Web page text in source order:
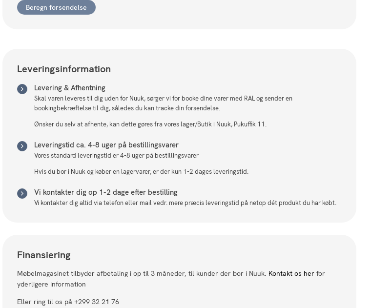
Beregn forsendelse
Leveringsinformation
Levering & Afhentning
Skal varen leveres til dig uden for Nuuk, sørger vi for booke dine varer med RAL og sender en
bookingbekræftelse til dig, således du kan tracke din forsendelse.
Ønsker du selv at afhente, kan dette gøres fra vores lager/Butik i Nuuk, Pukuffik 11.
Leveringstid ca. 4-8 uger på bestillingsvarer
Vores standard leveringstid er 4-8 uger på bestillingsvarer
Hvis du bor i Nuuk og køber en lagervarer, er der kun 1-2 dages leveringstid.
Vi kontakter dig op 1-2 dage efter bestilling
Vi kontakter dig altid via telefon eller mail vedr. mere præcis leveringstid på netop dét produkt du har købt.
Finansiering
Møbelmagasinet tilbyder afbetaling i op til 3 måneder, til kunder der bor i Nuuk. Kontakt os herfor
yderligere information
Eller ring til os på +299 32 21 76